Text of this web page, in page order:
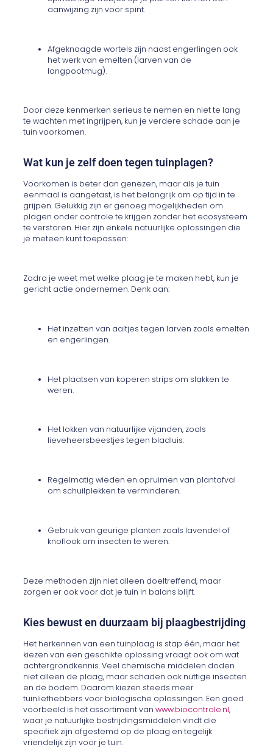
aanwijzing zijn voor spint.
Afgeknaagde wortels zijn naast engerlingen ook
het werk van emelten (larven van de
langpootmug).
Door deze kenmerken serieus te nemen en niet te lang
te wachten met ingrijpen, kun je verdere schade aan je
tuin voorkomen.
Wat kun je zelf doen tegen tuinplagen?
Voorkomen is beter dan genezen, maar als je tuin
eenmaal is aangetast, is het belangrijk om op tijd in te
grijpen. Gelukkig zijn er genoeg mogelijkheden om
plagen onder controle te krijgen zonder het ecosysteem
te verstoren. Hier zijn enkele natuurlijke oplossingen die
je meteen kunt toepassen:
Zodra je weet met welke plaag je te maken hebt, kun je
gericht actie ondernemen. Denk aan:
Het inzetten van aaltjes tegen larven zoals emelten
en engerlingen.
Het plaatsen van koperen strips om slakken te
weren.
Het lokken van natuurlijke vijanden, zoals
lieveheersbeestjes tegen bladluis.
Regelmatig wieden en opruimen van plantafval
om schuilplekken te verminderen.
Gebruik van geurige planten zoals lavendel of
knoflook om insecten te weren.
Deze methoden zijn niet alleen doeltreffend, maar
zorgen er ook voor dat je tuin in balans blijft.
Kies bewust en duurzaam bij plaagbestrijding
Het herkennen van een tuinplaag is stap één, maar het
kiezen van een geschikte oplossing vraagt ook om wat
achtergrondkennis. Veel chemische middelen doden
niet alleen de plaag, maar schaden ook nuttige insecten
en de bodem. Daarom kiezen steeds meer
tuinliefhebbers voor biologische oplossingen. Een goed
voorbeeld is het assortiment vanwww.biocontrole.nl,
waar je natuurlijke bestrijdingsmiddelen vindt die
specifiek zijn afgestemd op de plaag en tegelijk
vriendelijk zijn voor je tuin.